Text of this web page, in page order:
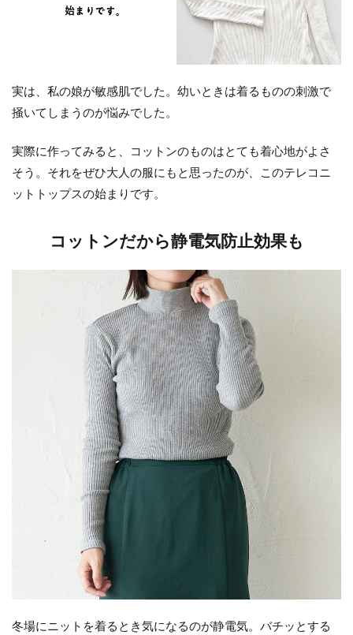
実は、私の娘が敏感肌でした。幼いときは着るものの刺激で
掻いてしまうのが悩みでした。
実際に作ってみると、コットンのものはとても着心地がよさ
そう。それをぜひ大人の服にもと思ったのが、このテレコニ
ットトップスの始まりです。
コットンだから静電気防止効果も
冬場にニットを着るとき気になるのが静電気。バチッとする